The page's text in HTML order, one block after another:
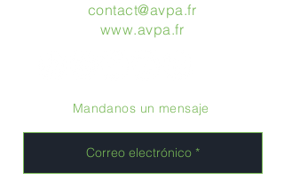
contact@avpa.fr
www.avpa.fr
Mandanos un mensaje